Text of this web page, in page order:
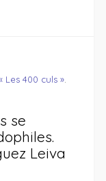
Les 400 culs »
se
Leiva